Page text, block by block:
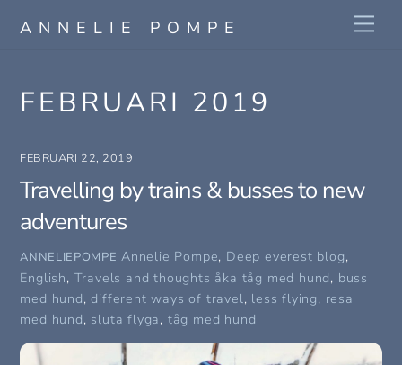
ANNELIE POMPE
FEBRUARI 2019
FEBRUARI 22, 2019
Travelling by trains & busses to new
adventures
ANNELIEPOMPE Annelie Pompe, Deep everest blog,
English, Travels and thoughts åka tåg med hund, buss
med hund,different ways of travel, less flying, resa
med hund, sluta flyga, tåg med hund